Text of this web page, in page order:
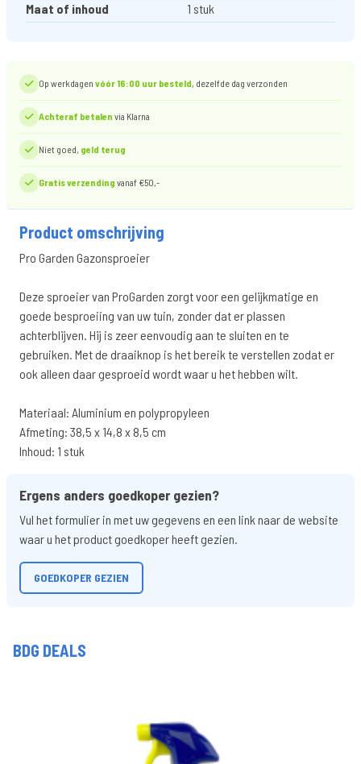
Maat of inhoud
1 stuk
Op werkdagen vóór 16:00 uur besteld, dezelfde dag verzonden
Achteraf betalen via Klarna
Niet goed, geld terug
Gratis verzending vanaf €50,-
Product omschrijving
Pro Garden Gazonsproeier
Deze sproeier van ProGarden zorgt voor een gelijkmatige en
goede besproeiing van uw tuin, zonder dat er plassen
achterblijven. Hij is zeer eenvoudig aan te sluiten en te
gebruiken. Met de draaiknop is het bereik te verstellen zodat er
ook alleen daar gesproeid wordt waar u het hebben wilt.
Materiaal: Aluminium en polypropyleen
Afmeting: 38,5 x 14,8 x 8,5 cm
Inhoud: 1 stuk
Ergens anders goedkoper gezien?
Vul het formulier in met uw gegevens en een link naar de website
waar u het product goedkoper heeft gezien.
GOEDKOPER GEZIEN
BDG DEALS